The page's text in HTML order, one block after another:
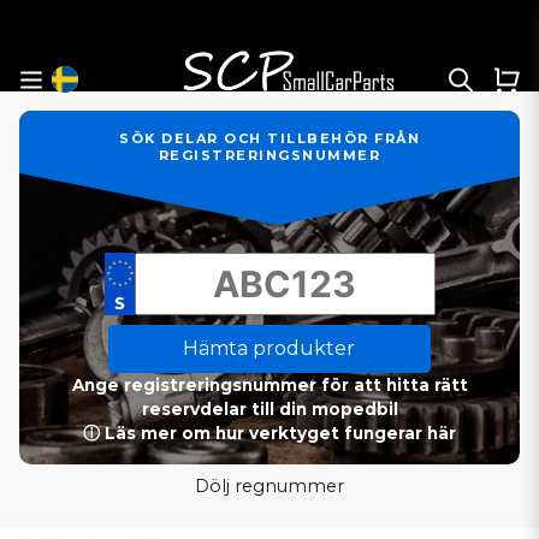
SÖK DELAR OCH TILLBEHÖR FRÅN
REGISTRERINGSNUMMER
Hämta produkter
Ange registreringsnummer för att hitta rätt
reservdelar till din mopedbil
ⓘ Läs mer om hur verktyget fungerar här
Dölj regnummer